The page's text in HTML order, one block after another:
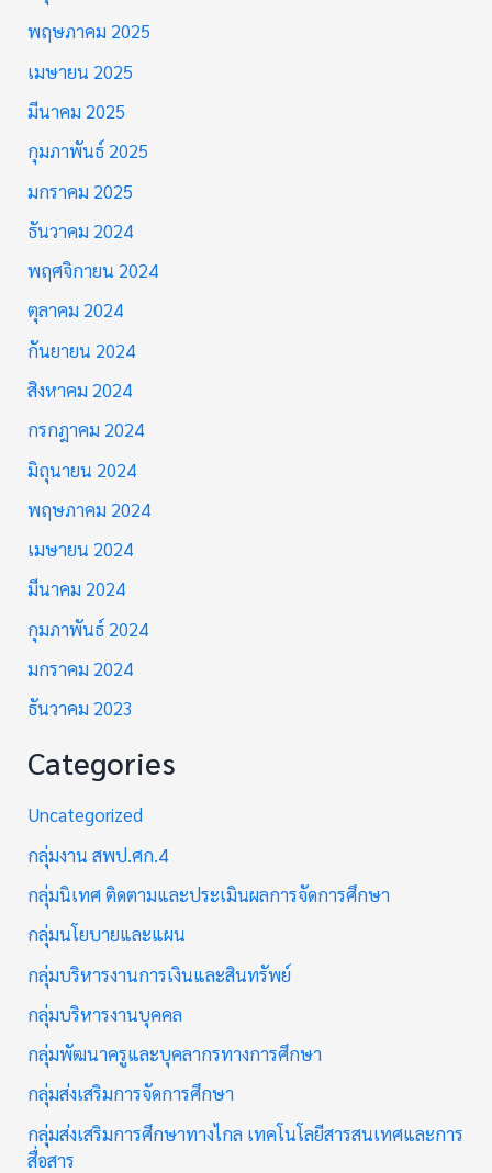
พฤษภาคม 2025
เมษายน 2025
มีนาคม 2025
กุมภาพันธ์ 2025
มกราคม 2025
ธันวาคม 2024
พฤศจิกายน 2024
ตุลาคม 2024
กันยายน 2024
สิงหาคม 2024
กรกฎาคม 2024
มิถุนายน 2024
พฤษภาคม 2024
เมษายน 2024
มีนาคม 2024
กุมภาพันธ์ 2024
มกราคม 2024
ธันวาคม 2023
Categories
Uncategorized
กลุ่มงาน สพป.ศก.4
กลุ่มนิเทศ ติดตามและประเมินผลการจัดการศึกษา
กลุ่มนโยบายและแผน
กลุ่มบริหารงานการเงินและสินทรัพย์
กลุ่มบริหารงานบุคคล
กลุ่มพัฒนาครูและบุคลากรทางการศึกษา
กลุ่มส่งเสริมการจัดการศึกษา
กลุ่มส่งเสริมการศึกษาทางไกล เทคโนโลยีสารสนเทศและการ
สื่อสาร